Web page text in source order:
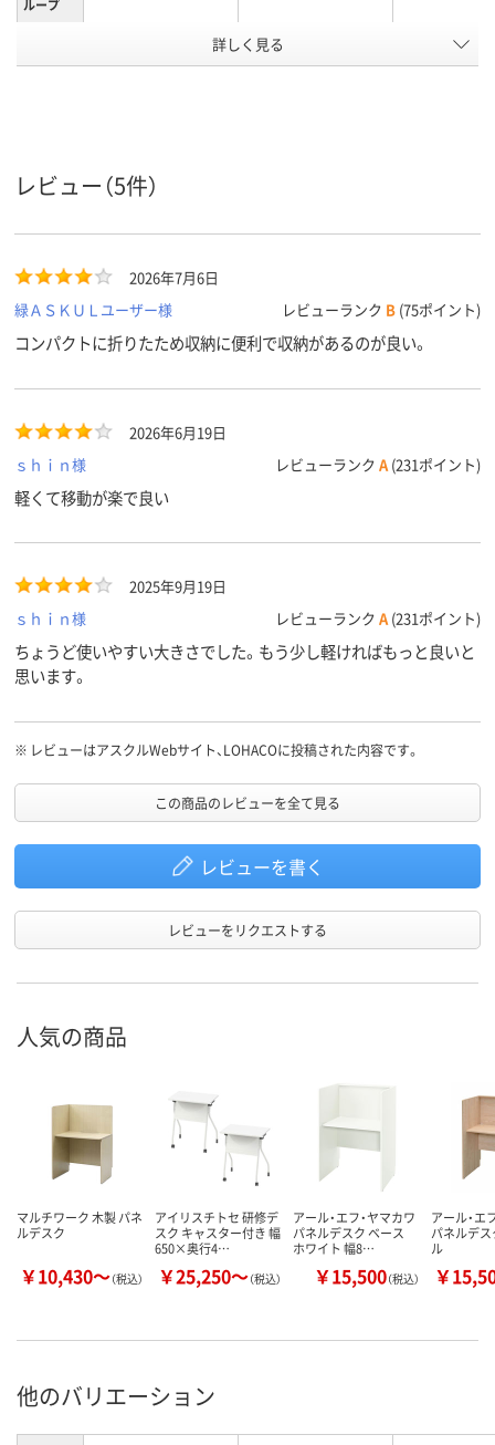
ループ
研修机／フ
ィングデスク
スコア
15
詳しく見る
レビュー（5件）
2026年7月6日
緑ＡＳＫＵＬユーザー様
レビューランク B (75ポイント)
コンパクトに折りたため収納に便利で収納があるのが良い。
2026年6月19日
ｓｈｉｎ様
レビューランク A (231ポイント)
軽くて移動が楽で良い
2025年9月19日
ｓｈｉｎ様
レビューランク A (231ポイント)
ちょうど使いやすい大きさでした。もう少し軽ければもっと良いと
思います。
※ レビューはアスクルWebサイト、LOHACOに投稿された内容です。
この商品のレビューを全て見る
レビューを書く
レビューをリクエストする
人気の商品
マルチワーク 木製 パネ
ルデスク
￥10,430～（税込）
アイリスチトセ 研修デ
スク キャスター付き 幅
650×奥行4…
￥25,250～（税込）
アール・エフ・ヤマカワ
パネルデスク ベース
ホワイト 幅8…
￥15,500（税込）
アール・エ
パネルデ
ル
￥
他のバリエーション